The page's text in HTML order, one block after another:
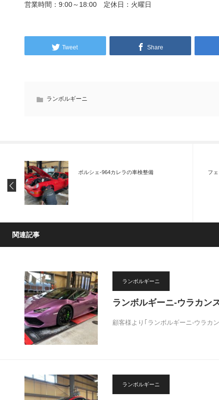
営業時間：9:00～ 18:00 定休日：火曜日
Tweet Share
ランボルギーニ
ポルシェ-964カレラの車検整備 フ
関連記事
ランボルギーニ
ランボルギーニ-ウラカン
顧客様より｢ランボルギーニ-ウラカ
ランボルギーニ